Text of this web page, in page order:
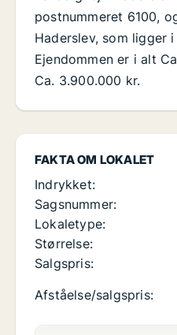
FAKTA OM LOKALET
Indrykket:
Sagsnummer:
Lokaletype:
Størrelse:
Salgspris:
Afståelse/salgspris:
postnummeret 6100,
Haderslev, som ligger
Ejendommen er i alt
Ca. 3.900.000 kr.